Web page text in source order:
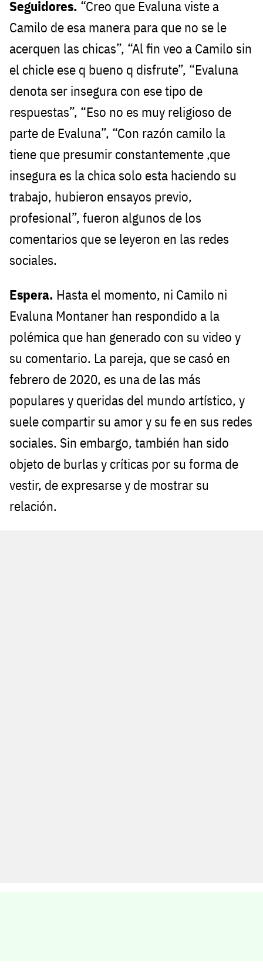
Seguidores. “Creo que Evaluna viste a
Camilo de esa manera para que no se le
acerquen las chicas”, “Al fin veo a Camilo sin
el chicle ese q bueno q disfrute”, “Evaluna
denota ser insegura con ese tipo de
respuestas”, “Eso no es muy religioso de
parte de Evaluna”, “Con razón camilo la
tiene que presumir constantemente ,que
insegura es la chica solo esta haciendo su
trabajo, hubieron ensayos previo,
profesional”, fueron algunos de los
comentarios que se leyeron en las redes
sociales.
Espera. Hasta el momento, ni Camilo ni
Evaluna Montaner han respondido a la
polémica que han generado con su video y
su comentario. La pareja, que se casó en
febrero de 2020, es una de las más
populares y queridas del mundo artístico, y
suele compartir su amor y su fe en sus redes
sociales. Sin embargo, también han sido
objeto de burlas y críticas por su forma de
vestir, de expresarse y de mostrar su
relación.